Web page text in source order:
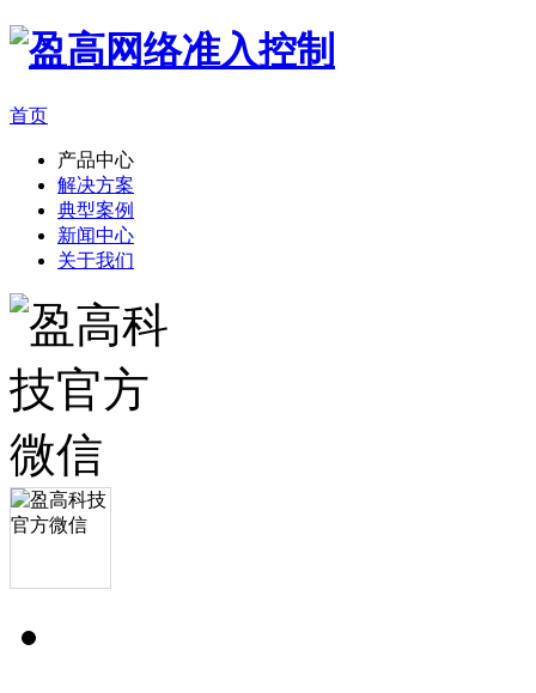
首页
产品中心
解决方案
典型案例
新闻中心
关于我们